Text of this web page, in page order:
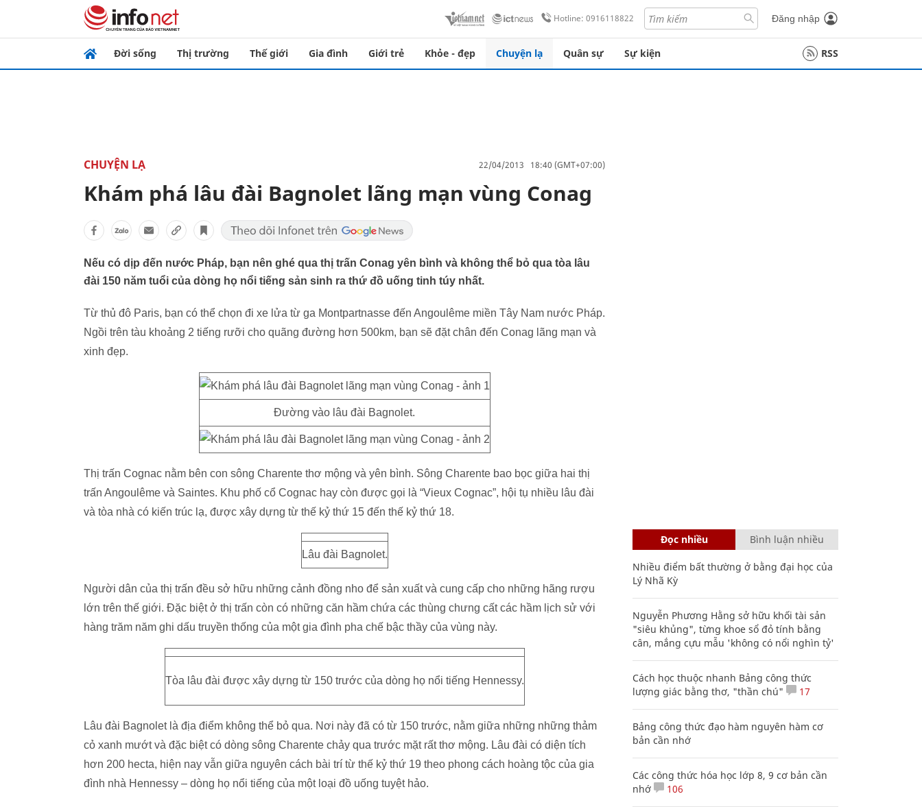
Hotline: 0916118822 Đăng nhập
Đời sống Thị trường Thế giới Gia đình Giới trẻ Khỏe - đẹp Chuyện lạ Quân sự Sự kiện RSS
CHUYỆN LẠ 22/04/2013 18:40 (GMT+07:00)
Khám phá lâu đài Bagnolet lãng mạn vùng Conag
Nếu có dịp đến nước Pháp, bạn nên ghé qua thị trấn Conag yên bình và không thể bỏ qua tòa lâu
đài 150 năm tuổi của dòng họ nổi tiếng sản sinh ra thứ đồ uống tinh túy nhất.
Từ thủ đô Paris, bạn có thể chọn đi xe lửa từ ga Montpartnasse đến Angoulême miền Tây Nam nước Pháp.
Ngồi trên tàu khoảng 2 tiếng rưỡi cho quãng đường hơn 500km, bạn sẽ đặt chân đến Conag lãng mạn và
xinh đẹp.
Đường vào lâu đài Bagnolet.
Thị trấn Cognac nằm bên con sông Charente thơ mộng và yên bình. Sông Charente bao bọc giữa hai thị
trấn Angoulême và Saintes. Khu phố cổ Cognac hay còn được gọi là “Vieux Cognac”, hội tụ nhiều lâu đài
và tòa nhà có kiến trúc lạ, được xây dựng từ thế kỷ thứ 15 đến thế kỷ thứ 18.
Lâu đài Bagnolet.
Người dân của thị trấn đều sở hữu những cảnh đồng nho để sản xuất và cung cấp cho những hãng rượu
lớn trên thế giới. Đặc biệt ở thị trấn còn có những căn hầm chứa các thùng chưng cất các hầm lịch sử với
hàng trăm năm ghi dấu truyền thống của một gia đình pha chế bậc thầy của vùng này.
Tòa lâu đài được xây dựng từ 150 trước của dòng họ nổi tiếng Hennessy.
Lâu đài Bagnolet là địa điểm không thể bỏ qua. Nơi này đã có từ 150 trước, nằm giữa những những thảm
cỏ xanh mướt và đặc biệt có dòng sông Charente chảy qua trước mặt rất thơ mộng. Lâu đài có diện tích
hơn 200 hecta, hiện nay vẫn giữa nguyên cách bài trí từ thế kỷ thứ 19 theo phong cách hoàng tộc của gia
đình nhà Hennessy – dòng họ nổi tiếng của một loại đồ uống tuyệt hảo.
Đọc nhiều Bình luận nhiều
Nhiều điểm bất thường ở bằng đại học của
Lý Nhã Kỳ
Nguyễn Phương Hằng sở hữu khối tài sản
"siêu khủng", từng khoe sổ đỏ tính bằng
cân, mắng cựu mẫu 'không có nổi nghìn tỷ'
Cách học thuộc nhanh Bảng công thức
lượng giác bằng thơ, "thần chú"
17
Bảng công thức đạo hàm nguyên hàm cơ
bản cần nhớ
Các công thức hóa học lớp 8, 9 cơ bản cần
nhớ
106